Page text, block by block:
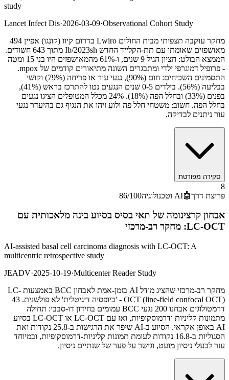
study
Lancet Infect Dis·2026-03-09·Observational Cohort Study
מחקר עוקבה תצפיתי מבית החולים Lwiro בדרום קיוו (קונגו) אפיין 494
מאושפזים שאומתו עם תת-הקלייד החדש Ib/2023sh מתוך 643 חשודים.
הממצא הבולט: חציון הגיל 9 שנים, ו-61% מהמאושפזים היו בני 15 ומטה
- פרופיל דמוגרפי ילדי ומתבגרים השונה מתיאורים קודמים של mpox.
התסמינים השכיחים: חום (90%), נגעי עור או פריחה (79%) וקושי
בבליעה (56%). בילדים 0-5 שנים הנגעים נטו להתרכז בראש (41%),
בפנים (33%) ובחלל הפה (18%). 24% מכלל המטופלים הציגו נגעים
בחלל הפה. חשוב: משטחי חלל פה ולוע זיהו את הנגיף גם בהיעדר נגעי
עור ניתנים לבדיקה.
סקירה מפורטת
8
פריצת דרך🤖AI וטכנולוגיה 86/100
אבחון קרצינומה של תאי בסיס בסיוע בינה מלאכותית עם
LC-OCT: מחקר רב-מרכזי
AI-assisted basal cell carcinoma diagnosis with LC-OCT: A
multicentric retrospective study
JEADV·2025-10-19·Multicenter Reader Study
מחקר רב-מרכזי שהציג מודל AI בזמן-אמת לאבחון BCC באמצעות LC-
OCT (line-field confocal OCT) - 'ביופסיה דיגיטלית' לא פולשנית. 43
דרמטולוגים אבחנו 200 נגעי BCC עמומים בחידון דו-סבבי: תחילה
מתמונות קליניות ודרמוסקופיות, ואז עם LC-OCT או LC-OCT בסיוע
AI באופן אקראי. הסיוע ב-AI שיפר את הרגישות ב-25.8 נקודות ואת
הסגוליות ב-16.8 נקודות לעומת תמונות קליניות-דרמוסקופיות, ובמיוחד
עזר לבעלי ניסיון מועט, וגישר על פער של שנתיים ניסיון.